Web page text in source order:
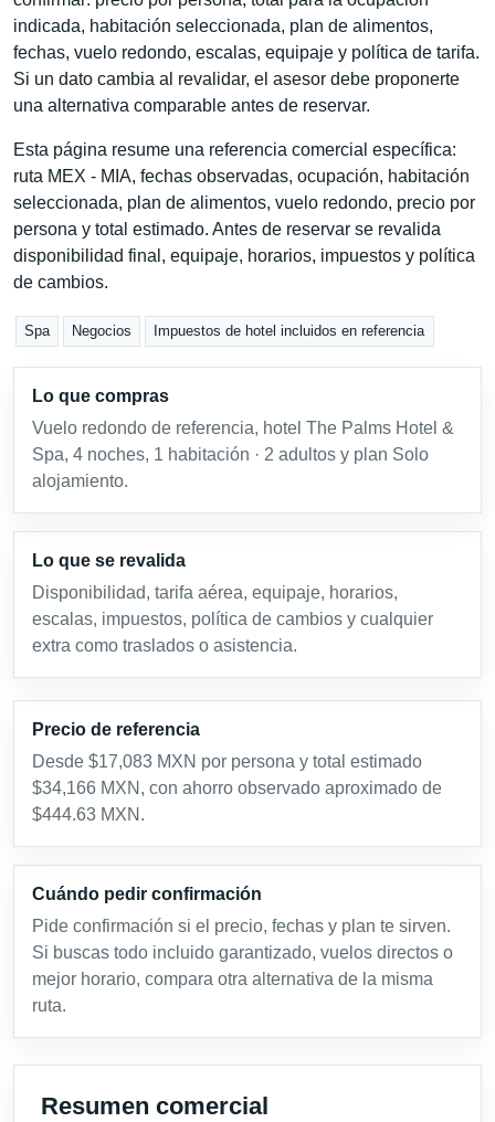
indicada, habitación seleccionada, plan de alimentos,
fechas, vuelo redondo, escalas, equipaje y política de tarifa.
Si un dato cambia al revalidar, el asesor debe proponerte
una alternativa comparable antes de reservar.
Esta página resume una referencia comercial específica:
ruta MEX - MIA, fechas observadas, ocupación, habitación
seleccionada, plan de alimentos, vuelo redondo, precio por
persona y total estimado. Antes de reservar se revalida
disponibilidad final, equipaje, horarios, impuestos y política
de cambios.
Spa Negocios Impuestos de hotel incluidos en referencia
Lo que compras
Vuelo redondo de referencia, hotel The Palms Hotel &
Spa, 4 noches, 1 habitación · 2 adultos y plan Solo
alojamiento.
Lo que se revalida
Disponibilidad, tarifa aérea, equipaje, horarios,
escalas, impuestos, política de cambios y cualquier
extra como traslados o asistencia.
Precio de referencia
Desde $17,083 MXN por persona y total estimado
$34,166 MXN, con ahorro observado aproximado de
$444.63 MXN.
Cuándo pedir confirmación
Pide confirmación si el precio, fechas y plan te sirven.
Si buscas todo incluido garantizado, vuelos directos o
mejor horario, compara otra alternativa de la misma
ruta.
Resumen comercial